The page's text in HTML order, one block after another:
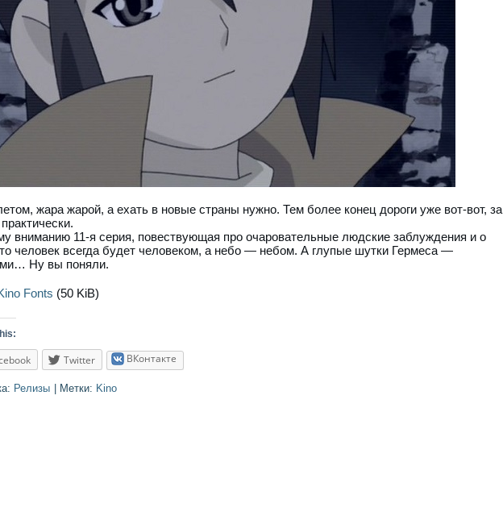
жара жарой, а ехать в новые страны нужно. Тем более конец дороги уже вот-вот, за
вниманию 11-я серия, повествующая про очаровательные людские заблуждения и о
человек всегда будет человеком, а небо — небом. А глупые шутки Гермеса —
Ну вы поняли.
Fonts (50 KiB)
Twitter ВКонтакте
Релизы Метки: Kino